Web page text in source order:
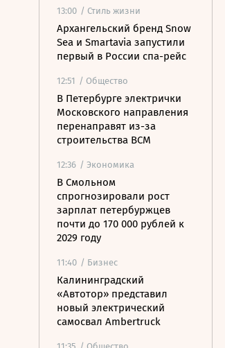
13:00 / Стиль жизни
Архангельский бренд Snow
Sea и Smartavia запустили
первый в России спа-рейс
12:51 / Общество
В Петербурге электрички
Московского направления
перенаправят из-за
строительства ВСМ
12:36 / Экономика
В Смольном
спрогнозировали рост
зарплат петербуржцев
почти до 170 000 рублей к
2029 году
11:40 / Бизнес
Калининградский
«Автотор» представил
новый электрический
самосвал Ambertruck